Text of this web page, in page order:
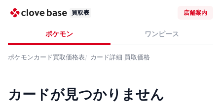
買取表 店舗案内
ポケモン ワンピース
ポケモンカード買取価格表 カード詳細 買取価格
カードが見つかりません